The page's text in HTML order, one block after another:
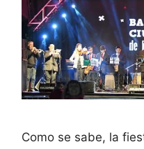
Como se sabe, la